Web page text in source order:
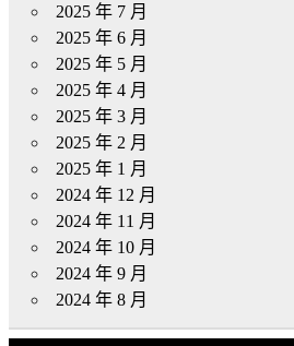
2025 年 7 月
2025 年 6 月
2025 年 5 月
2025 年 4 月
2025 年 3 月
2025 年 2 月
2025 年 1 月
2024 年 12 月
2024 年 11 月
2024 年 10 月
2024 年 9 月
2024 年 8 月